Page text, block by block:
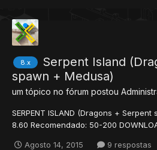
8.x
Serpent Island
spawn + Medusa)
um tópico no fórum postou
SERPENT ISLAND (Dragons +
8.60 Recomendado: 50-200
Agosto 14, 2015
9 respostas